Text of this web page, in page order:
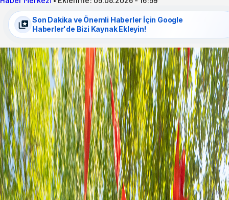
Son Dakika ve Önemli Haberler İçin Google
Haberler'de Bizi Kaynak Ekleyin!